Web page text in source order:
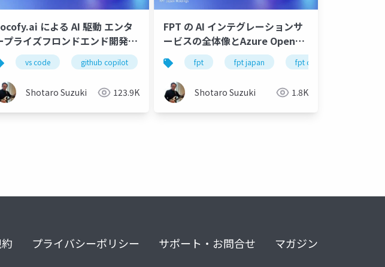
gemma nemotron gemini vetex ai .net 8
azure google cloud aws kubernetes gpu metal cloud
による AI 駆動 エンタ
プライズフロンドエンド開発実
s
vs code github copilot gemini locofy.ai figma
Shotaro Suzuki 123.9K
FPT の AI インテグレーションサ
ービスの全体像とAzure OpenAI
Service を使ったアプリ開発、ソ
リューション事例のご紹介-公開
版
fpt fpt japan fpt data & ai integration
Shotaro Suzuki 1.8K
プライバシーポリシー サポート・お問合せ マガジン